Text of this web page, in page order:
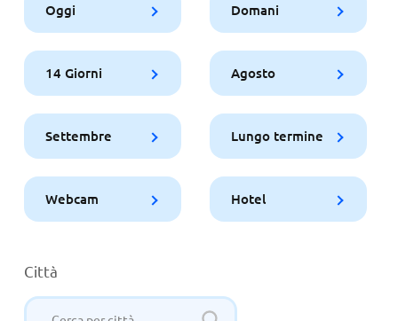
Oggi Domani
14 Giorni Agosto
Settembre Lungo termine
Webcam Hotel
Città